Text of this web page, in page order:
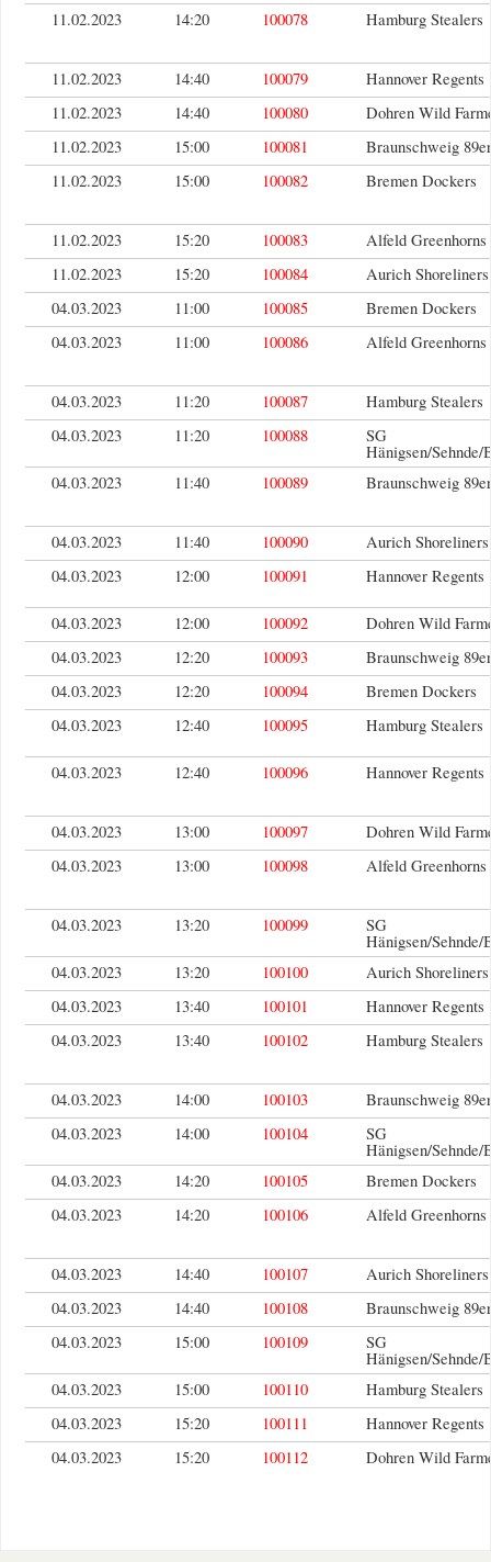
11.02.2023
14:20 100078 Hamburg Stealers
11.02.2023 14:40 100079
Hannover Regents
11.02.2023
14:40 100080
Dohren Wild
11.02.2023
15:00 100081
Braunschweig
11.02.2023
15:00 100082 Bremen Dockers
11.02.2023 15:20 100083
Alfeld Greenhorns
11.02.2023
15:20 100084
Aurich Shoreliners
04.03.2023
11:00 100085
Bremen Dockers
04.03.2023
11:00 100086 Alfeld Greenhorns
04.03.2023 11:20 100087
Hamburg Stealers
04.03.2023
11:20 100088 SG
Hänigsen/Sehnde/
04.03.2023
11:40 100089 Braunschweig
04.03.2023 11:40 100090
Aurich Shoreliners
04.03.2023
12:00 100091 Hannover Regents
04.03.2023 12:00 100092
Dohren Wild
04.03.2023
12:20 100093
Braunschweig
04.03.2023
12:20 100094
Bremen Dockers
04.03.2023
12:40 100095 Hamburg Stealers
04.03.2023 12:40 100096 Hannover Regents
04.03.2023 13:00 100097
Dohren Wild
04.03.2023
13:00 100098 Alfeld Greenhorns
04.03.2023 13:20 100099 SG
Hänigsen/Sehnde/
04.03.2023
13:20 100100
Aurich Shoreliners
04.03.2023
13:40 100101
Hannover Regents
04.03.2023
13:40 100102 Hamburg Stealers
04.03.2023 14:00 100103
Braunschweig
04.03.2023
14:00 100104 SG
Hänigsen/Sehnde/
04.03.2023
14:20 100105
Bremen Dockers
04.03.2023
14:20 100106 Alfeld Greenhorns
04.03.2023 14:40 100107
Aurich Shoreliners
04.03.2023
14:40 100108
Braunschweig
04.03.2023
15:00 100109 SG
Hänigsen/Sehnde/
04.03.2023
15:00 100110
Hamburg Stealers
04.03.2023
15:20 100111
Hannover Regents
04.03.2023
15:20 100112 Dohren Wild